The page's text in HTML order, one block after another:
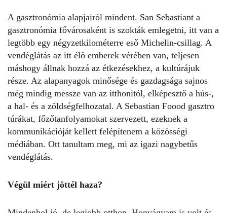
A gasztronómia alapjairól mindent. San Sebastiant a
gasztronómia fővárosaként is szokták emlegetni, itt van a
legtöbb egy négyzetkilométerre eső Michelin-csillag. A
vendéglátás az itt élő emberek vérében van, teljesen
máshogy állnak hozzá az étkezésekhez, a kultúrájuk
része. Az alapanyagok minősége és gazdagsága sajnos
még mindig messze van az itthonitól, elképesztő a hús-,
a hal- és a zöldségfelhozatal. A Sebastian Foood gasztro
túrákat, főzőtanfolyamokat szervezett, ezeknek a
kommunikációját kellett felépítenem a közösségi
médiában. Ott tanultam meg, mi az igazi nagybetűs
vendéglátás.
Végül miért jöttél haza?